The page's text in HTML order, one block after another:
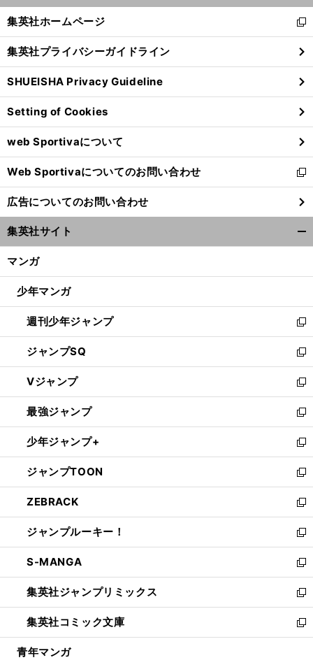
閉
る
集英社ホームページ
新
し
い
ウ
ィ
ン
ド
ウ
で
開
く
集英社プライバシーガイドライン
SHUEISHA Privacy Guideline
Setting of Cookies
web Sportivaについて
Web Sportivaについてのお問い合わせ
新
し
い
ウ
ィ
ン
ウ
開
く
広告についてのお問い合わせ
集英社サイト
マンガ
少年マンガ
週刊少年ジャンプ
新
し
い
ウ
ィ
ン
ド
ウ
で
開
く
ジャンプSQ
新
し
い
ウ
ィ
ン
ド
ウ
で
開
く
Vジャンプ
新
し
い
ウ
ィ
ン
ド
ウ
で
開
く
最強ジャンプ
新
し
い
ウ
ィ
ン
ド
ウ
で
開
く
少年ジャンプ+
新
し
い
ウ
ィ
ン
ド
ウ
で
開
く
ジャンプTOON
新
し
い
ウ
ィ
ン
ド
ウ
で
開
く
ZEBRACK
新
し
い
ウ
ィ
ン
ド
ウ
で
開
ジャンプルーキー！
新
し
い
ウ
ィ
ン
ド
ウ
S-MANGA
新
し
い
ウ
ィ
ン
集英社ジャンプリミックス
新
し
い
ウ
集英社コミック文庫
新
し
青年マンガ